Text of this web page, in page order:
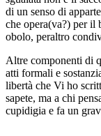
di un senso di
che opera(va?) per il
obolo, peraltro
Altre componenti di
atti formali e
libertà che Vi ho
sapete, ma a chi
cupidigia e fa un